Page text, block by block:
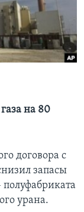
на 80
договора с
запасы
полуфабриката
урана.